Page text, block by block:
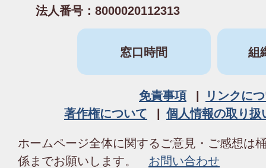
法人番号：8000020112313
窓口時間 組
免責事項
リンクに
著作権について
個人情報の取り扱
ホームページ全体に関するご意見・ご感想は
係までお願いします。 お問い合わせ